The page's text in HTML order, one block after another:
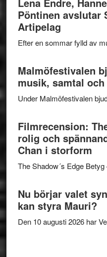
Pöntinen avslutar
Artipelag
Efter en sommar fylld av
Malmöfestivalen
musik, samtal
Under Malmöfestivalen
Filmrecension:
rolig och
Chan i storform
The Shadow´s Edge
Nu börjar valet
kan styra Mauri?
Den 10 augusti 2026 har